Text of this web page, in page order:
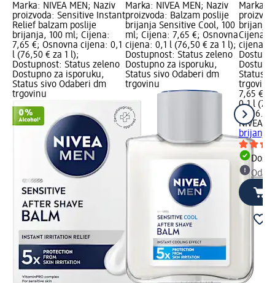
Marka: NIVEA MEN; Naziv
proizvoda: Sensitive Instant
Relief balzam poslije
brijanja, 100 ml; Cijena:
7,65 €; Osnovna cijena: 0,1
l (76,50 € za 1 l);
Dostupnost: Status zeleno
Dostupno za isporuku,
Status sivo Odaberi dm
trgovinu
Marka: NIVEA MEN; Naziv
proizvoda: Balzam poslije
brijanja Sensitive Cool, 100
ml; Cijena: 7,65 €; Osnovna
cijena: 0,1 l (76,50 € za 1 l);
Dostupnost: Status zeleno
Dostupno za isporuku,
Status sivo Odaberi dm
trgovinu
Marka:
brijanja
Cijena:
cijena:
Status
trgovinu
7,65 €
0,1 l
na
NIVEA
brijanja